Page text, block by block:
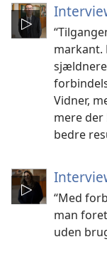
markant.
Vidner,
mere
bedre
“Med
man
uden